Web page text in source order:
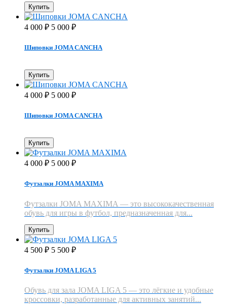
Купить
4 000 ₽ 5 000 ₽
Шиповки JOMA CANCHA
Купить
4 000 ₽ 5 000 ₽
Шиповки JOMA CANCHA
Купить
4 000 ₽ 5 000 ₽
Футзалки JOMA MAXIMA
Футзалки JOMA MAXIMA — это высококачественная
обувь для игры в футбол, предназначенная для...
Купить
4 500 ₽ 5 500 ₽
Футзалки JOMA LIGA 5
Обувь для зала JOMA LIGA 5 — это лёгкие и удобные
кроссовки, разработанные для активных занятий...